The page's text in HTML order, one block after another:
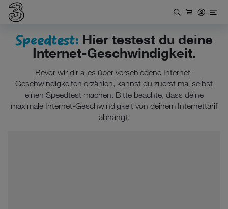
Speedtest: Hier testest du deine
Internet-Geschwindigkeit.
Bevor wir dir alles über verschiedene Internet-
Geschwindigkeiten erzählen, kannst du zuerst mal selbst
einen Speedtest machen. Bitte beachte, dass deine
maximale Internet-Geschwindigkeit von deinem Internettarif
abhängt.